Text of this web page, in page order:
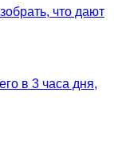
что дают
в 3 часа дня,